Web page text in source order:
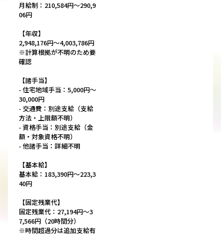
月給制：210,584円～290,9
06円
【年収】
2,948,176円～4,003,786円
※計算根拠が不明のため要
確認
【諸手当】
- 住宅地域手当：5,000円～
30,000円
- 交通費：別途支給（支給
方法・上限額不明）
- 資格手当：別途支給（金
額・対象資格不明）
- 他諸手当：詳細不明
【基本給】
基本給：183,390円～223,3
40円
【固定残業代】
固定残業代：27,194円～3
7,566円（20時間分）
※時間超過分は追加支給有